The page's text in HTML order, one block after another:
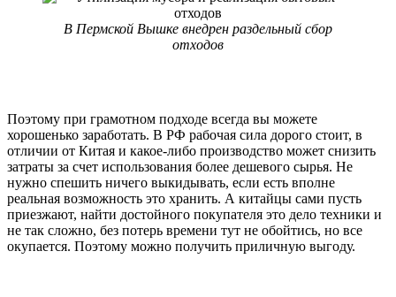
В Пермской Вышке внедрен раздельный сбор
отходов
Поэтому при грамотном подходе всегда вы можете
хорошенько заработать. В РФ рабочая сила дорого стоит, в
отличии от Китая и какое-либо производство может снизить
затраты за счет использования более дешевого сырья. Не
нужно спешить ничего выкидывать, если есть вполне
реальная возможность это хранить. А китайцы сами пусть
приезжают, найти достойного покупателя это дело техники и
не так сложно, без потерь времени тут не обойтись, но все
окупается. Поэтому можно получить приличную выгоду.